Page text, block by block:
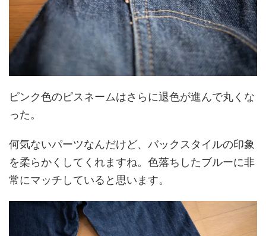
ピンク色のピスネームはさらに退色が進んで丸くな
った。
何気ないパーツなんだけど、バックスタイルの印象
を柔らかくしてくれますね。色落ちしたブルーに非
常にマッチしていると思います。